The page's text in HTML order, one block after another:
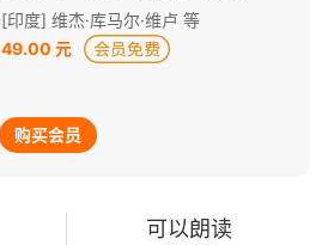
[印度] 维杰·库马尔·维卢 等
49.00 元
购买会员
可以朗读